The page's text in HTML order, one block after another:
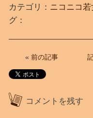
カテゴリ： ニコニコ
グ：
« 前の記事
コメントを残す